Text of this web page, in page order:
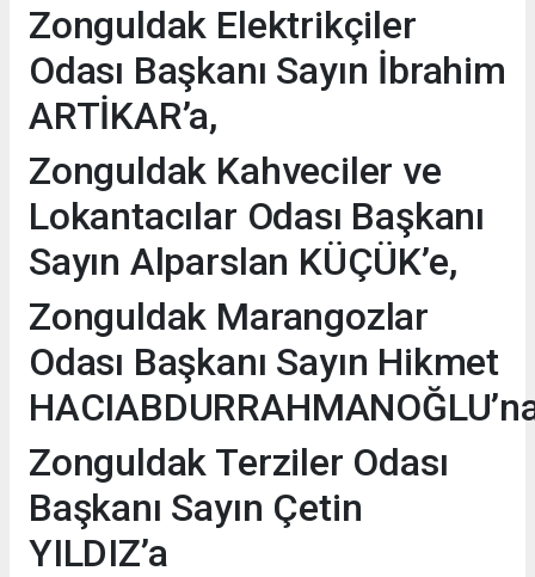
Zonguldak Elektrikçiler
Odası Başkanı Sayın İbrahim
ARTİKAR’a,
Zonguldak Kahveciler ve
Lokantacılar Odası Başkanı
Sayın Alparslan KÜÇÜK’e,
Zonguldak Marangozlar
Odası Başkanı Sayın Hikmet
Zonguldak Terziler Odası
Başkanı Sayın Çetin
YILDIZ’a